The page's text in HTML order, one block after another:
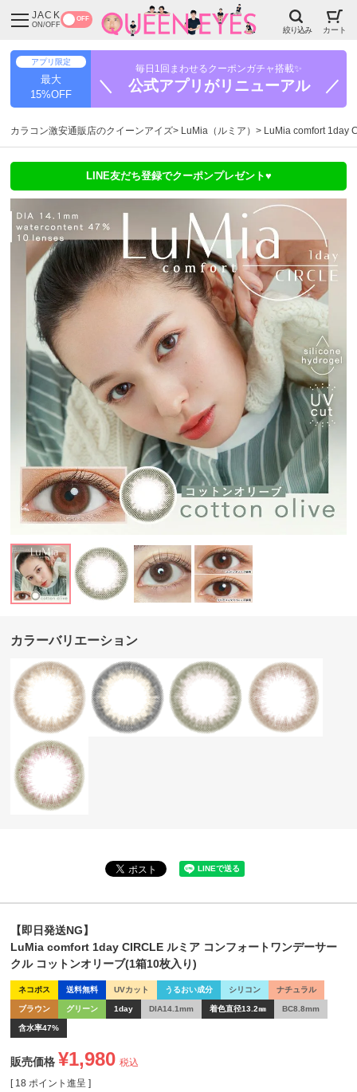
JACK
ON/OFF
OFF
絞り込み カート
アプリ限定
最大
15%OFF
毎日1回まわせるクーポンガチャ搭載✨
＼ 公式アプリがリニューアル ／
カラコン激安通販店のクイーンアイズ LuMia（ルミア） LuMia comfort 1day
LINE友だち登録でクーポンプレゼント♥
カラーバリエーション
【即日発送NG】
LuMia comfort 1day CIRCLE ルミア コンフォートワンデーサー
クル コットンオリーブ(1箱10枚入り)
ネコポス 送料無料 UVカット うるおい成分 シリコン ナチュラル
ブラウン グリーン 1day DIA14.1mm 着色直径13.2㎜ BC8.8mm
含水率47%
販売価格 ¥1,980 税込
[ 18 ポイント進呈 ]